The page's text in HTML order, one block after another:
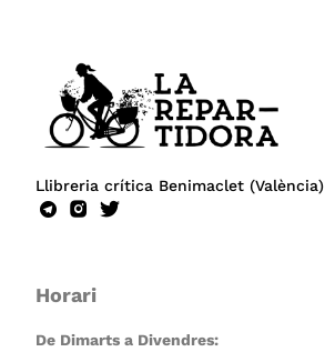
Llibreria crítica Benimaclet (València)
Horari
De Dimarts a Divendres: